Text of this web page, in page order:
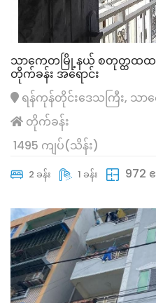
သာကေတမြို့နယ် စတုတ္ထထထ
တိုက်ခန်း အရောင်း
ရန်ကုန်တိုင်းဒေသကြီး, သ
တိုက်ခန်း
1495 ကျပ်(သိန်း)
2 ခန်း 1 ခန်း 972